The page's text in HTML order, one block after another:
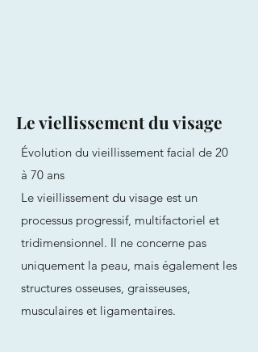
Le viellissement du visage
Évolution du vieillissement facial de 20
à 70 ans
Le vieillissement du visage est un
processus progressif, multifactoriel et
tridimensionnel. Il ne concerne pas
uniquement la peau, mais également les
structures osseuses, graisseuses,
musculaires et ligamentaires.